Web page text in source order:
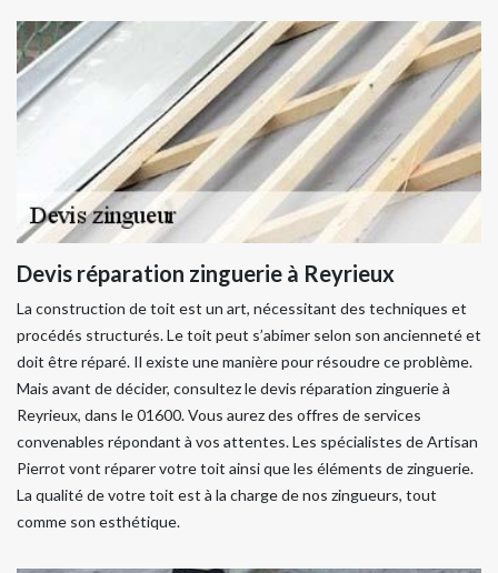
Devis réparation zinguerie à Reyrieux
La construction de toit est un art, nécessitant des techniques et
procédés structurés. Le toit peut s’abimer selon son ancienneté et
doit être réparé. Il existe une manière pour résoudre ce problème.
Mais avant de décider, consultez le devis réparation zinguerie à
Reyrieux, dans le 01600. Vous aurez des offres de services
convenables répondant à vos attentes. Les spécialistes de Artisan
Pierrot vont réparer votre toit ainsi que les éléments de zinguerie.
La qualité de votre toit est à la charge de nos zingueurs, tout
comme son esthétique.